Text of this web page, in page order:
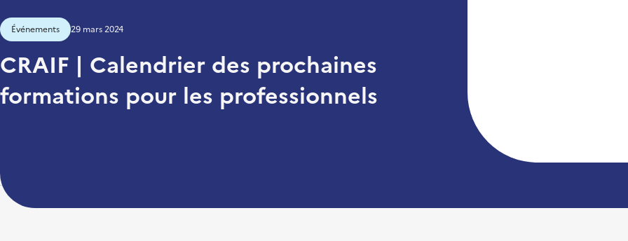
Événements 29 mars 2024
CRAIF | Calendrier des prochaines
formations pour les professionnels